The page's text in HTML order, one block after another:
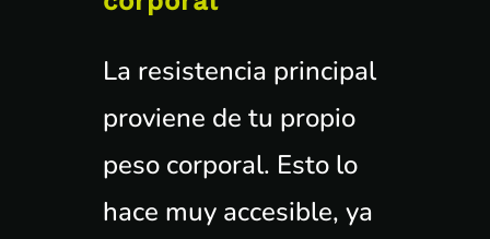
La resistencia principal
proviene de tu propio
peso corporal. Esto lo
hace muy accesible, ya